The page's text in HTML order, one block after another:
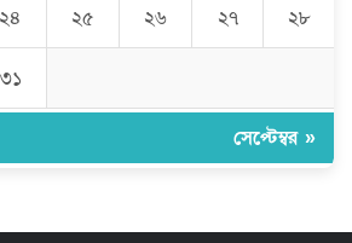
ঘণ্টার পর ঘণ্টা বিদ্যুৎহীন মৌলভীবাজার:
অতিরিক্ত বিলে দিশেহারা গ্রাহক, তীব্র ক্ষোভ
এসোসিয়েশন’র পক্ষ থেকে নগদ অর্থ বিতরণ
২৪ ২৫ ২৬ ২৭ ২৮
৩১
সেপ্টেম্বর »